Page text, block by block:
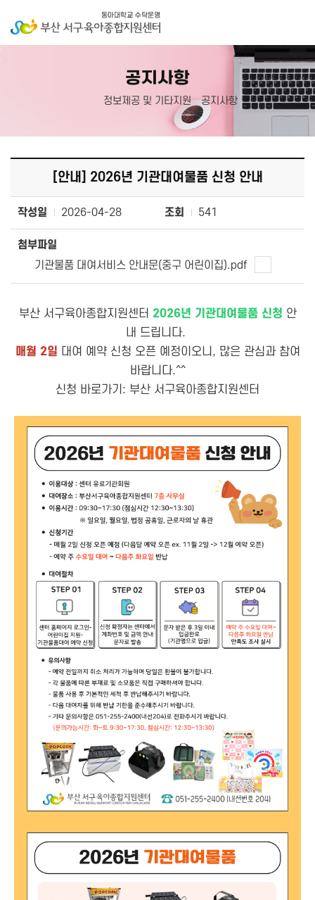
공지사항
정보제공 및 기타지원 공지사항
[안내] 2026년 기관대여물품 신청 안내
작성일 2026-04-28 조회 541
첨부파일
기관물품 대여서비스 안내문(중구 어린이집).pdf
부산 서구육아종합지원센터 2026년 기관대여물품 신청 안
내 드립니다.
매월 2일 대여 예약 신청 오픈 예정이오니, 많은 관심과 참여
바랍니다.^^
신청 바로가기: 부산 서구육아종합지원센터